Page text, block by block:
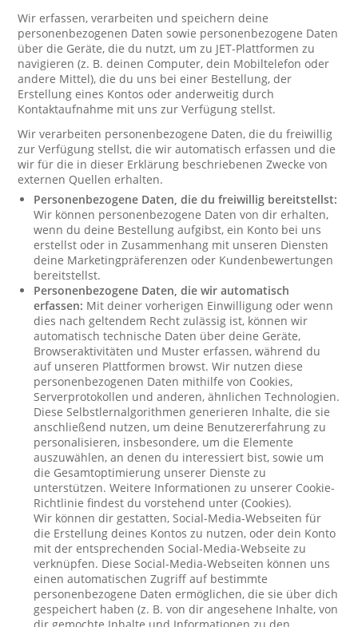
Wir erfassen, verarbeiten und speichern deine
personenbezogenen Daten sowie personenbezogene Daten
über die Geräte, die du nutzt, um zu JET-Plattformen zu
navigieren (z. B. deinen Computer, dein Mobiltelefon oder
andere Mittel), die du uns bei einer Bestellung, der
Erstellung eines Kontos oder anderweitig durch
Kontaktaufnahme mit uns zur Verfügung stellst.
Wir verarbeiten personenbezogene Daten, die du freiwillig
zur Verfügung stellst, die wir automatisch erfassen und die
wir für die in dieser Erklärung beschriebenen Zwecke von
externen Quellen erhalten.
Personenbezogene Daten, die du freiwillig bereitstellst:
Wir können personenbezogene Daten von dir erhalten,
wenn du deine Bestellung aufgibst, ein Konto bei uns
erstellst oder in Zusammenhang mit unseren Diensten
deine Marketingpräferenzen oder Kundenbewertungen
bereitstellst.
Personenbezogene Daten, die wir automatisch
erfassen: Mit deiner vorherigen Einwilligung oder wenn
dies nach geltendem Recht zulässig ist, können wir
automatisch technische Daten über deine Geräte,
Browseraktivitäten und Muster erfassen, während du
auf unseren Plattformen browst. Wir nutzen diese
personenbezogenen Daten mithilfe von Cookies,
Serverprotokollen und anderen, ähnlichen Technologien.
Diese Selbstlernalgorithmen generieren Inhalte, die sie
anschließend nutzen, um deine Benutzererfahrung zu
personalisieren, insbesondere, um die Elemente
auszuwählen, an denen du interessiert bist, sowie um
die Gesamtoptimierung unserer Dienste zu
unterstützen. Weitere Informationen zu unserer Cookie-
Richtlinie findest du vorstehend unter (Cookies).
Wir können dir gestatten, Social-Media-Webseiten für
die Erstellung deines Kontos zu nutzen, oder dein Konto
mit der entsprechenden Social-Media-Webseite zu
verknüpfen. Diese Social-Media-Webseiten können uns
einen automatischen Zugriff auf bestimmte
personenbezogene Daten ermöglichen, die sie über dich
gespeichert haben (z. B. von dir angesehene Inhalte, von